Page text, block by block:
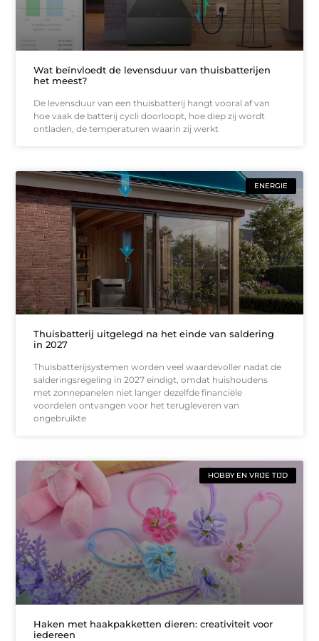
Wat beïnvloedt de levensduur van thuisbatterijen
het meest?
De levensduur van een thuisbatterij hangt vooral af van
hoe vaak de batterij cycli doorloopt, hoe diep zij wordt
ontladen, de temperaturen waarin zij werkt
ENERGIE
Thuisbatterij uitgelegd na het einde van saldering
in 2027
Thuisbatterijsystemen worden veel waardevoller nadat de
salderingsregeling in 2027 eindigt, omdat huishoudens
met zonnepanelen niet langer dezelfde financiële
voordelen ontvangen voor het terugleveren van
ongebruikte
HOBBY EN VRIJE TIJD
Haken met haakpakketten dieren: creativiteit voor
iedereen